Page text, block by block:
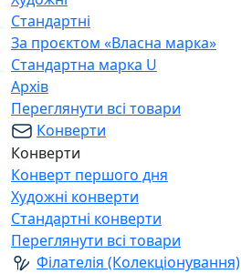
Стандартні
За проєктом «Власна марка»
Стандартна марка U
Архів
Переглянути всі товари
Конверти
Конверти
Конверт першого дня
Художні конверти
Стандартні конверти
Переглянути всі товари
Філателія (Колекціонування)